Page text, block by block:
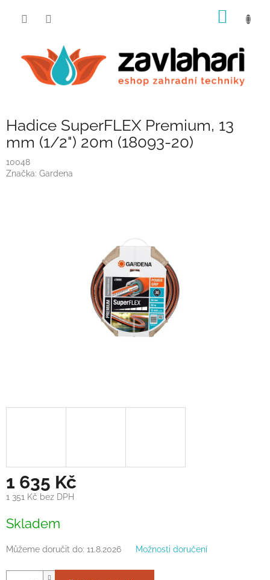
Hadice SuperFLEX Premium, 13
mm (1/2") 20m (18093-20)
10048
Značka: Gardena
1 635 Kč
1 351 Kč bez DPH
cena:
Skladem
Můžeme doručit do: 11.8.2026 Možnosti doručení